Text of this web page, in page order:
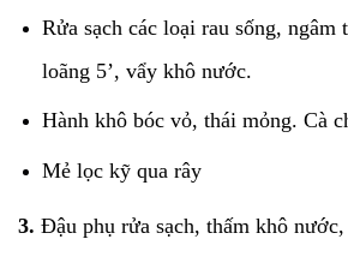
Rửa sạch các loại rau sống, ngâm
loãng 5’, vẩy khô nước.
Hành khô bóc vỏ, thái mỏng. Cà
Mẻ lọc kỹ qua rây
3. Đậu phụ rửa sạch, thấm khô